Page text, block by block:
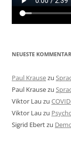
NEUESTE
Paul Krausezu
Paul Krausezu
Viktor Lau zu
Viktor Lau zu
Sigrid Ebertzu